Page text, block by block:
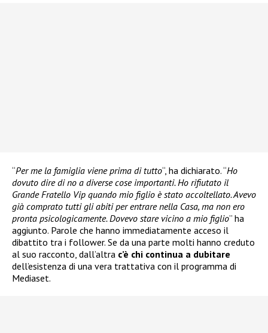
“Per me la famiglia viene prima di tutto“, ha dichiarato. “Ho
dovuto dire di no a diverse cose importanti. Ho rifiutato il
Grande Fratello Vip quando mio figlio è stato accoltellato. Avevo
già comprato tutti gli abiti per entrare nella Casa, ma non ero
pronta psicologicamente. Dovevo stare vicino a mio figlio” ha
aggiunto. Parole che hanno immediatamente acceso il
dibattito tra i follower. Se da una parte molti hanno creduto
al suo racconto, dall’altra c’è chi continua a dubitare
dell’esistenza di una vera trattativa con il programma di
Mediaset.